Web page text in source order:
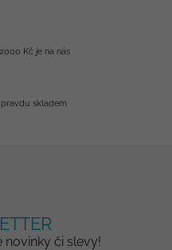
Kč je na nás
skladem
novinky či slevy!